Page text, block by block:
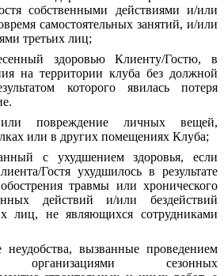
собственными действиями и/или
самостоятельных занятий, и/или
третьих лиц;
здоровью Клиенту/Гостю, в
на территории клуба без должной
которого явилась потеря
повреждение личных вещей,
или в других помещениях Клуба;
с ухудшением здоровья, если
Гостя ухудшилось в результате
травмы или хронического
действий и/или бездействий
лиц, не являющихся сотрудниками
неудобства, вызванные проведением
организациями сезонных